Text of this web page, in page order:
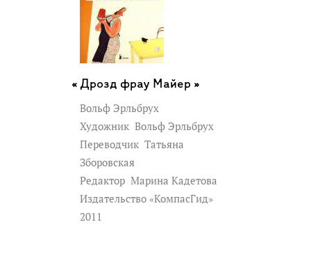
Дрозд фрау Майер »
Вольф Эрльбрух
Художник Вольф Эрльбрух
Переводчик Татьяна
Зборовская
Редактор Марина Кадетова
Издательство «КомпасГид»
2011